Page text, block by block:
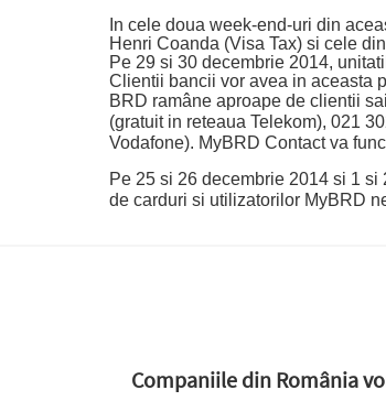
In cele doua week-end-uri din
Henri Coanda (Visa Tax) si cele
Pe 29 si 30 decembrie 2014,
Clientii bancii vor avea in aceasta
BRD ramâne aproape de clientii
(gratuit in reteaua Telekom), 021
Vodafone). MyBRD Contact va
Pe 25 si 26 decembrie 2014 si 1
de carduri si utilizatorilor MyBRD
Companiile din România